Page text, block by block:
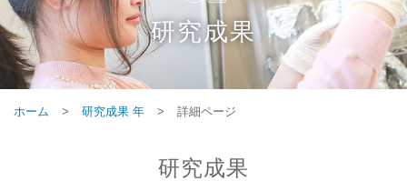
研究成果
ホーム > 研究成果 年 > 詳細ページ
研究成果